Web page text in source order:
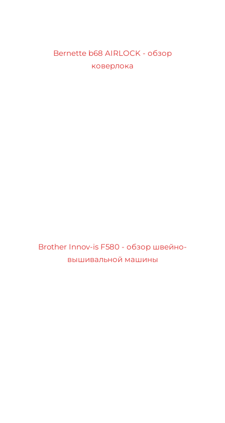
Bernette b68 AIRLOCK - обзор
коверлока
Brother Innov-is F580 - обзор швейно-
вышивальной машины